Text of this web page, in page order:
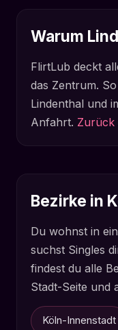
Warum
FlirtLub deckt
das Zentrum.
Lindenthal und
Anfahrt. Zurück
Bezirke in
Du wohnst in
suchst Singles
findest du alle
Stadt-Seite und
Köln-Innenstadt